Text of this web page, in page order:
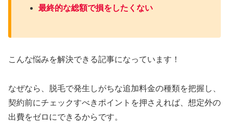
最終的な総額で損をしたくない
こんな悩みを解決できる記事になっています！
なぜなら、脱毛で発生しがちな追加料金の種類を把握し、
契約前にチェックすべきポイントを押さえれば、想定外の
出費をゼロにできるからです。